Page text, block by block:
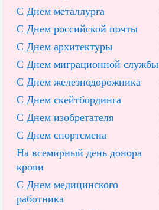
С Днем металлурга
С Днем российской почты
С Днем архитектуры
С Днем миграционной службы
С Днем железнодорожника
С Днем скейтбординга
С Днем изобретателя
С Днем спортсмена
На всемирный день донора
крови
С Днем медицинского
работника